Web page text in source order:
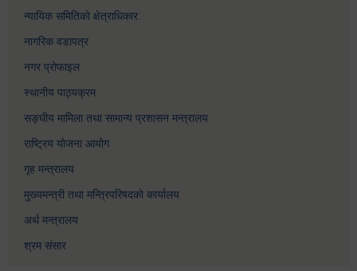
न्यायिक समितिको क्षेत्राधिकार
नागरिक वडापत्र
नगर प्रोफाइल
स्थानीय पाठ्यक्रम
सङ्घीय मामिला तथा सामान्य प्रशासन मन्त्रालय
राष्ट्रिय योजना आयोग
गृह मन्त्रालय
मुख्यमन्त्री तथा मन्त्रिपरिषदको कार्यालय
अर्थ मन्त्रालय
श्रम संसार